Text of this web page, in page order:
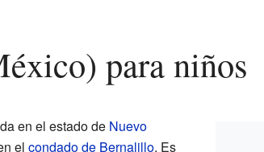
para niños
en el estado de Nuevo
el condado de Bernalillo. Es